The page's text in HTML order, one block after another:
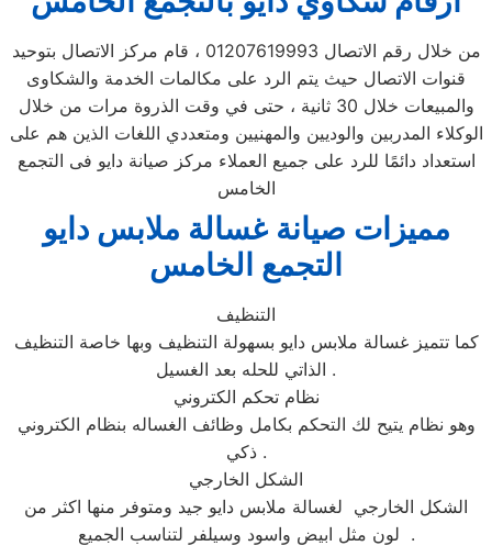
من خلال رقم الاتصال 01207619993 ، قام مركز الاتصال بتوحيد
قنوات الاتصال حيث يتم الرد على مكالمات الخدمة والشكاوى
والمبيعات خلال 30 ثانية ، حتى في وقت الذروة مرات من خلال
الوكلاء المدربين والوديين والمهنيين ومتعددي اللغات الذين هم على
استعداد دائمًا للرد على جميع العملاء مركز صيانة دايو فى التجمع
الخامس
مميزات صيانة غسالة ملابس دايو
التجمع الخامس
التنظيف
كما تتميز غسالة ملابس دايو بسهولة التنظيف وبها خاصة التنظيف
الذاتي للحله بعد الغسيل .
نظام تحكم الكتروني
وهو نظام يتيح لك التحكم بكامل وظائف الغساله بنظام الكتروني
ذكي .
الشكل الخارجي
الشكل الخارجي لغسالة ملابس دايو جيد ومتوفر منها اكثر من
لون مثل ابيض واسود وسيلفر لتناسب الجميع .